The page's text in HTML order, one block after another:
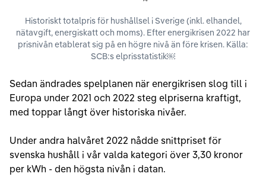
Historiskt totalpris för hushållsel i Sverige (inkl. elhandel,
nätavgift, energiskatt och moms). Efter energikrisen 2022 har
prisnivån etablerat sig på en högre nivå än före krisen. Källa:
SCB:s elprisstatistik￼
Sedan ändrades spelplanen när energikrisen slog till i
Europa under 2021 och 2022 steg elpriserna kraftigt,
med toppar långt över historiska nivåer.
Under andra halvåret 2022 nådde snittpriset för
svenska hushåll i vår valda kategori över 3,30 kronor
per kWh - den högsta nivån i datan.